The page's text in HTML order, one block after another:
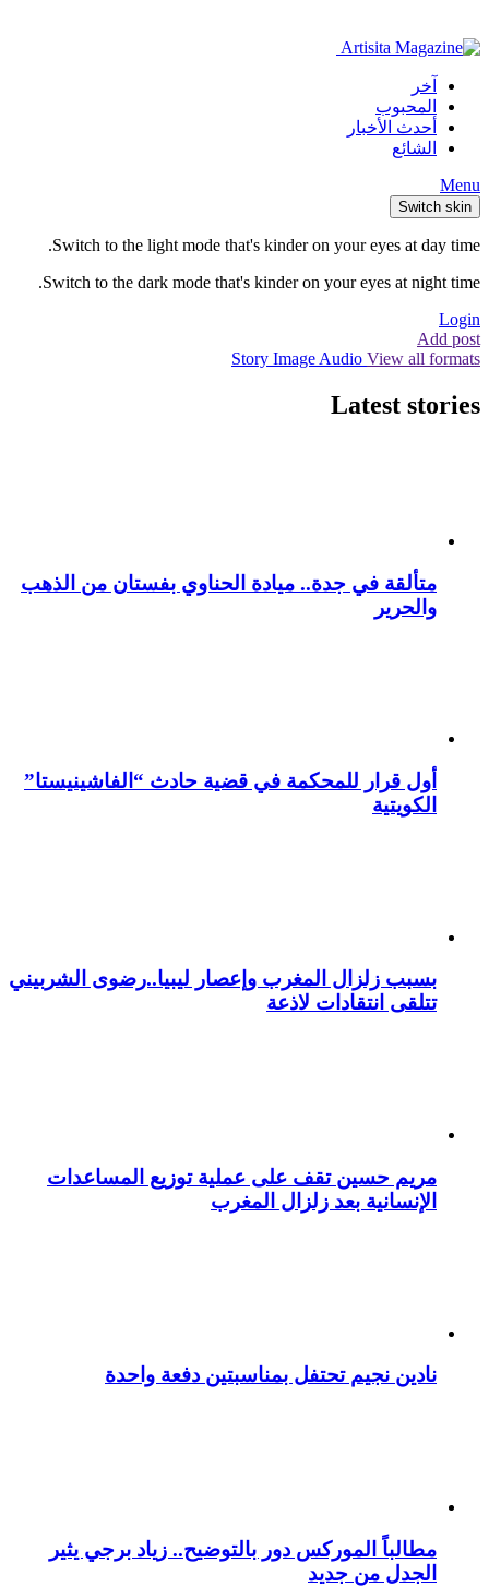
آخر
المحبوب
أحدث الأخبار
الشائع
Menu
Switch skin
Switch to the light mode that's kinder on your eyes at day time.
Switch to the dark mode that's kinder on your eyes at night time.
Login
Add post
Story Image Audio View all formats
Latest stories
متألقة في جدة.. ميادة الحناوي بفستان من الذهب
والحرير
أول قرار للمحكمة في قضية حادث “الفاشينيستا”
الكويتية
بسبب زلزال المغرب وإعصار ليبيا..رضوى الشربيني
تتلقى انتقادات لاذعة
مريم حسين تقف على عملية توزيع المساعدات
الإنسانية بعد زلزال المغرب
نادين نجيم تحتفل بمناسبتين دفعة واحدة
مطالباً الموركس دور بالتوضيح.. زياد برجي يثير
الجدل من جديد